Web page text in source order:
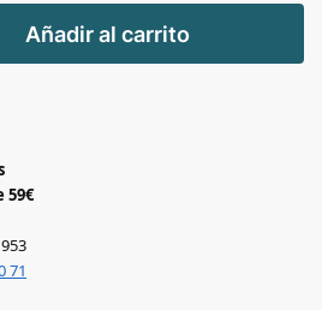
Añadir al carrito
59€
71